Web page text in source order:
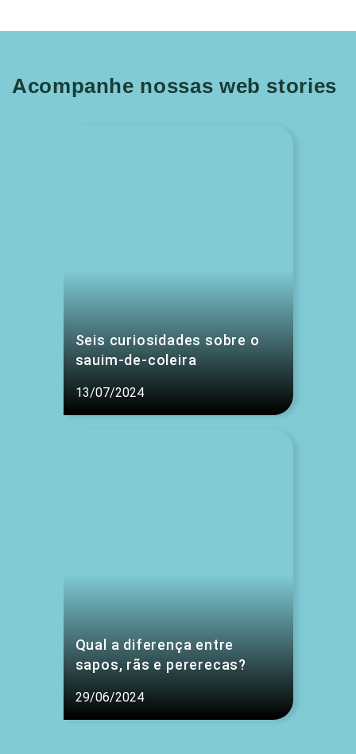
Acompanhe nossas web stories
Seis curiosidades sobre o
sauim-de-coleira
13/07/2024
Qual a diferença entre
sapos, rãs e pererecas?
29/06/2024